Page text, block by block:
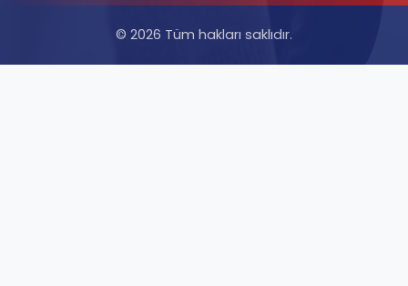
© 2026 Tüm hakları saklıdır.